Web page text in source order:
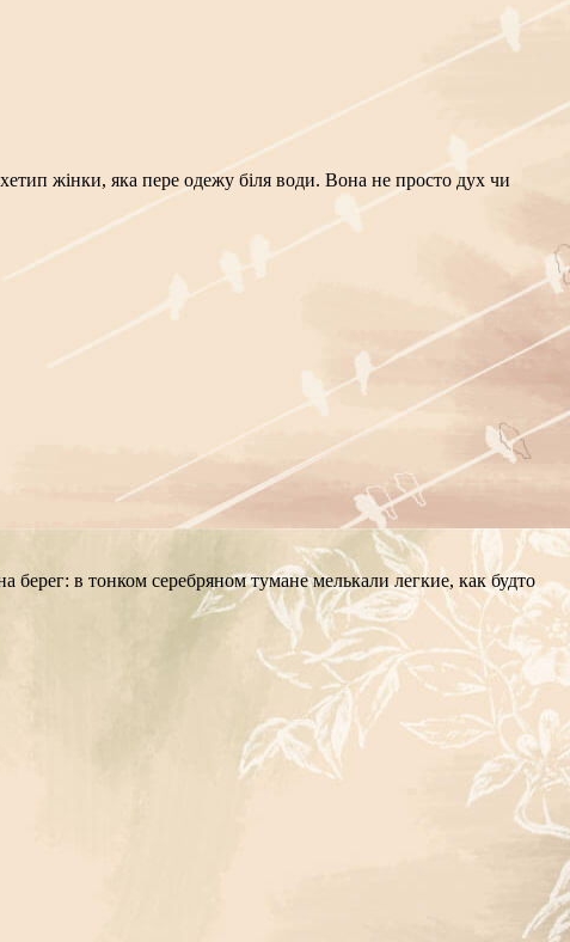
жінки, яка пере одежу біля води. Вона не просто дух чи
в тонком серебряном тумане мелькали легкие, как будто